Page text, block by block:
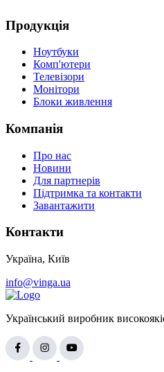
Продукція
Ноутбуки
Комп'ютери
Телевізори
Монітори
Блоки живлення
Компанія
Про нас
Новини
Для партнерів
Підтримка та контакти
Завантажити
Контакти
Україна, Київ
info@vinga.ua
Український виробник